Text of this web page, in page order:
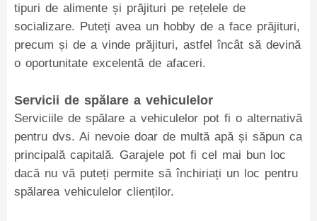
tipuri de alimente și prăjituri pe rețelele de
socializare. Puteți avea un hobby de a face prăjituri,
precum și de a vinde prăjituri, astfel încât să devină
o oportunitate excelentă de afaceri.
Servicii de spălare a vehiculelor
Serviciile de spălare a vehiculelor pot fi o alternativă
pentru dvs. Ai nevoie doar de multă apă și săpun ca
principală capitală. Garajele pot fi cel mai bun loc
dacă nu vă puteți permite să închiriați un loc pentru
spălarea vehiculelor clienților.